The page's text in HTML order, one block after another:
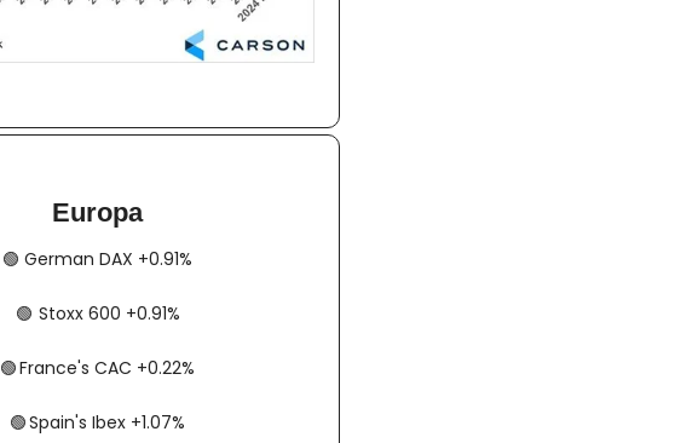
Europa
🟢 ​​​​​​ German DAX +0.91%
🟢 ​​​​​​​​  Stoxx 600 +0.91%
🟢​​​​  France's CAC +0.22%
🟢​​​​​​​​  Spain's Ibex +1.07%